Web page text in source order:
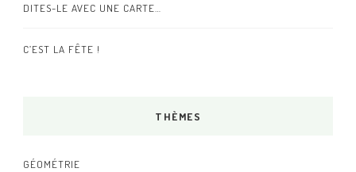
DITES-LE AVEC UNE CARTE…
C’EST LA FÊTE !
THÈMES
GÉOMÉTRIE